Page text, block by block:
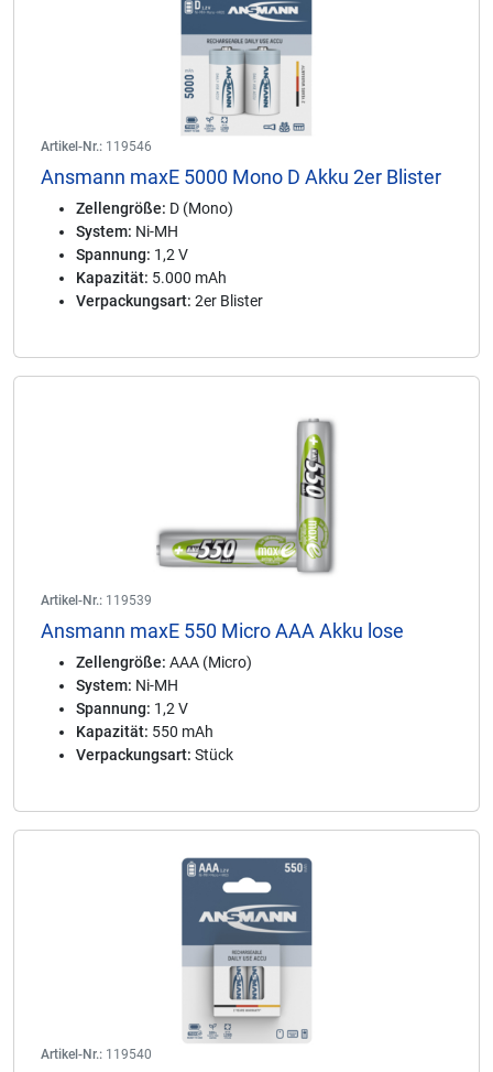
Artikel-Nr.: 119546
Ansmann maxE 5000 Mono D Akku 2er Blister
Zellengröße: D (Mono)
System: Ni-MH
Spannung: 1,2 V
Kapazität: 5.000 mAh
Verpackungsart: 2er Blister
Artikel-Nr.: 119539
Ansmann maxE 550 Micro AAA Akku lose
Zellengröße: AAA (Micro)
System: Ni-MH
Spannung: 1,2 V
Kapazität: 550 mAh
Verpackungsart: Stück
Artikel-Nr.: 119540